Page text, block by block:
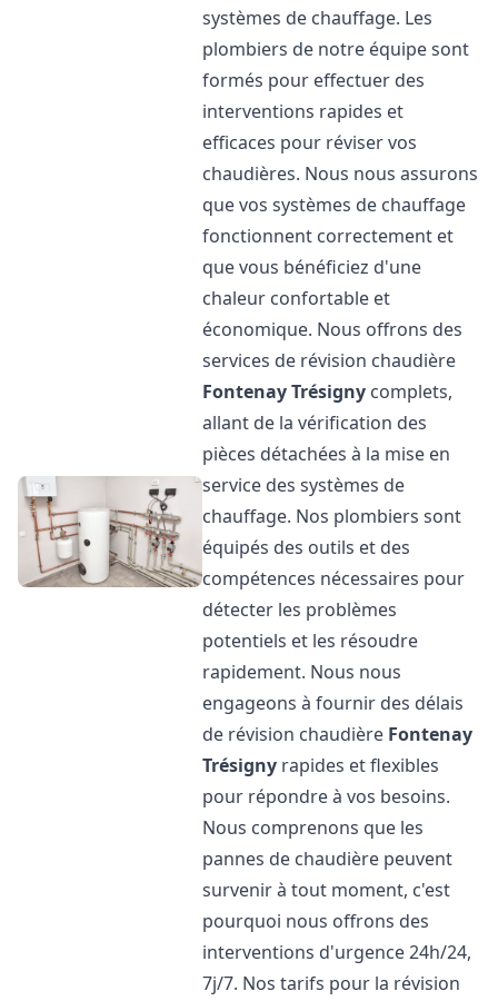
systèmes de chauffage. Les
plombiers de notre équipe sont
formés pour effectuer des
interventions rapides et
efficaces pour réviser vos
chaudières. Nous nous assurons
que vos systèmes de chauffage
fonctionnent correctement et
que vous bénéficiez d'une
chaleur confortable et
économique. Nous offrons des
services de révision chaudière
Fontenay Trésigny complets,
allant de la vérification des
pièces détachées à la mise en
service des systèmes de
chauffage. Nos plombiers sont
équipés des outils et des
compétences nécessaires pour
détecter les problèmes
potentiels et les résoudre
rapidement. Nous nous
engageons à fournir des délais
de révision chaudière Fontenay
Trésigny rapides et flexibles
pour répondre à vos besoins.
Nous comprenons que les
pannes de chaudière peuvent
survenir à tout moment, c'est
pourquoi nous offrons des
interventions d'urgence 24h/24,
7j/7. Nos tarifs pour la révision